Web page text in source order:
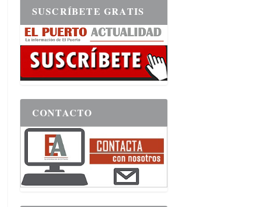
SUSCRÍBETE GRATIS
CONTACTO